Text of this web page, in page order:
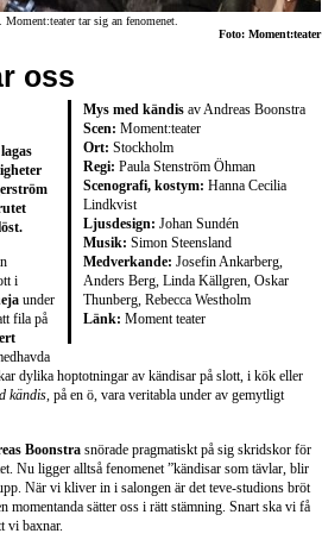
tar sig an fenomenet.
Foto: Moment:teater
oss
Mys med kändis av Andreas Boonstra
Scen: Moment:teater
Ort: Stockholm
Regi: Paula Stenström Öhman
Scenografi, kostym: Hanna Cecilia
Lindkvist
Ljusdesign: Johan Sundén
Musik: Simon Steensland
Medverkande: Josefin Ankarberg,
Anders Berg, Linda Källgren, Oskar
Thunberg, Rebecca Westholm
Länk: Moment teater
i
under
fila på
dylika hoptotningar av kändisar på slott, i kök eller
kändis, på en ö, vara veritabla under av gemytligt
Boonstra snörade pragmatiskt på sig skridskor för
Nu ligger alltså fenomenet ”kändisar som tävlar, blir
När vi kliver in i salongen är det teve-studions bröt
momentanda sätter oss i rätt stämning. Snart ska vi få
vi baxnar.